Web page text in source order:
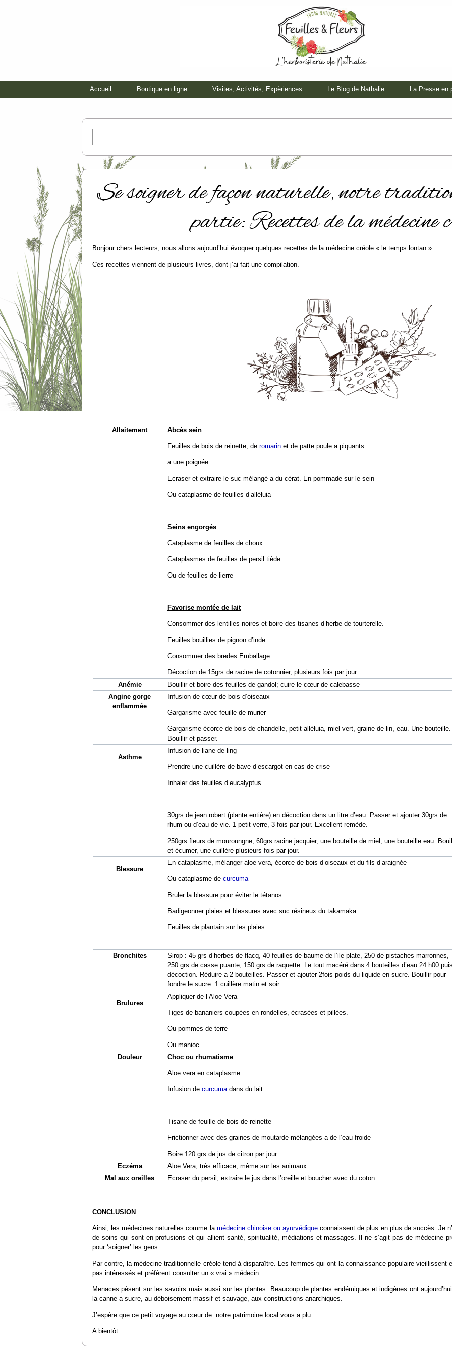
Accueil Boutique en ligne Visites, Activités, Expèriences Le Blog de Nathalie La Presse en
e
Se soigner de façon naturelle, notre
partie: Recettes de la médecine
Bonjour chers lecteurs, nous allons aujourd’hui évoquer quelques recettes de la médecine créole « le temps lontan »
Ces recettes viennent de plusieurs livres, dont j’ai fait une compilation.
Allaitement Abcès sein
Feuilles de bois de reinette, de romarin et de patte poule a piquants
a une poignée.
Ecraser et extraire le suc mélangé a du cérat. En pommade sur le sein
Ou cataplasme de feuilles d’alléluia
Seins engorgés
Cataplasme de feuilles de choux
Cataplasmes de feuilles de persil tiède
Ou de feuilles de lierre
Favorise montée de lait
Consommer des lentilles noires et boire des tisanes d’herbe de tourterelle.
Feuilles bouillies de pignon d’inde
Consommer des bredes Emballage
Décoction de 15grs de racine de cotonnier, plusieurs fois par jour.
Anémie
Bouillir et boire des feuilles de gandol; cuire le cœur de calebasse
Angine gorge
enflammée
Infusion de cœur de bois d’oiseaux
Gargarisme avec feuille de murier
Gargarisme écorce de bois de chandelle, petit alléluia, miel vert, graine de lin, eau. Une bouteille.
Bouillir et passer.
Asthme
Infusion de liane de ling
Prendre une cuillère de bave d’escargot en cas de crise
Inhaler des feuilles d’eucalyptus
30grs de jean robert (plante entière) en décoction dans un litre d’eau. Passer et ajouter 30grs de
rhum ou d’eau de vie. 1 petit verre, 3 fois par jour. Excellent remède.
250grs fleurs de mouroungne, 60grs racine jacquier, une bouteille de miel, une bouteille eau.
et écumer, une cuillère plusieurs fois par jour.
Blessure
En cataplasme, mélanger aloe vera, écorce de bois d’oiseaux et du fils d’araignée
Ou cataplasme de curcuma
Bruler la blessure pour éviter le tétanos
Badigeonner plaies et blessures avec suc résineux du takamaka.
Feuilles de plantain sur les plaies
Bronchites
Sirop : 45 grs d’herbes de flacq, 40 feuilles de baume de l’ile plate, 250 de pistaches marronnes,
250 grs de casse puante, 150 grs de raquette. Le tout macéré dans 4 bouteilles d’eau 24 h00
décoction. Réduire a 2 bouteilles. Passer et ajouter 2fois poids du liquide en sucre. Bouillir pour
fondre le sucre. 1 cuillère matin et soir.
Brulures
Appliquer de l’Aloe Vera
Tiges de bananiers coupées en rondelles, écrasées et pillées.
Ou pommes de terre
Ou manioc
Douleur
Choc ou rhumatisme
Aloe vera en cataplasme
Infusion de curcumadans du lait
Tisane de feuille de bois de reinette
Frictionner avec des graines de moutarde mélangées a de l’eau froide
Boire 120 grs de jus de citron par jour.
Eczéma
Aloe Vera, très efficace, même sur les animaux
Mal aux oreilles
Ecraser du persil, extraire le jus dans l’oreille et boucher avec du coton.
CONCLUSION
Ainsi, les médecines naturelles comme la médecine chinoise ou ayurvédique connaissent de plus en plus de succès. Je
de soins qui sont en profusions et qui allient santé, spiritualité, médiations et massages. Il ne s’agit pas de médecine
pour ‘soigner’ les gens.
Par contre, la médecine traditionnelle créole tend à disparaître. Les femmes qui ont la connaissance populaire
pas intéressés et préfèrent consulter un « vrai » médecin.
Menaces pèsent sur les savoirs mais aussi sur les plantes. Beaucoup de plantes endémiques et indigènes ont
la canne a sucre, au déboisement massif et sauvage, aux constructions anarchiques.
J’espère que ce petit voyage au cœur de notre patrimoine local vous a plu.
A bientôt